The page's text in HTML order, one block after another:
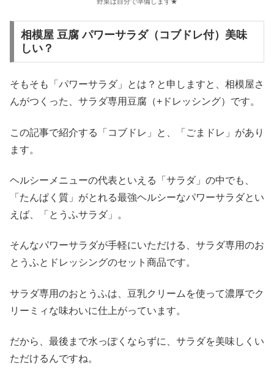
相模屋 豆腐 パワーサラダ（コブドレ付）美味
しい？
そもそも「パワーサラダ」とは？と申しますと、相模屋さ
んがつくった、サラダ専用豆腐（+ドレッシング）です。
この記事で紹介する「コブドレ」と、「ごまドレ」があり
ます。
ヘルシーメニューの代表といえる「サラダ」の中でも、
「たんぱく質」がとれる最強ヘルシーなパワーサラダとい
えば、「とうふサラダ」。
そんなパワーサラダが手軽にいただける、サラダ専用のお
とうふとドレッシングのセット商品です。
サラダ専用のおとうふは、豆乳クリームを使って濃厚でク
リーミィな味わいに仕上がっています。
だから、最後まで水っぽくならずに、サラダを美味しくい
ただけるんですね。